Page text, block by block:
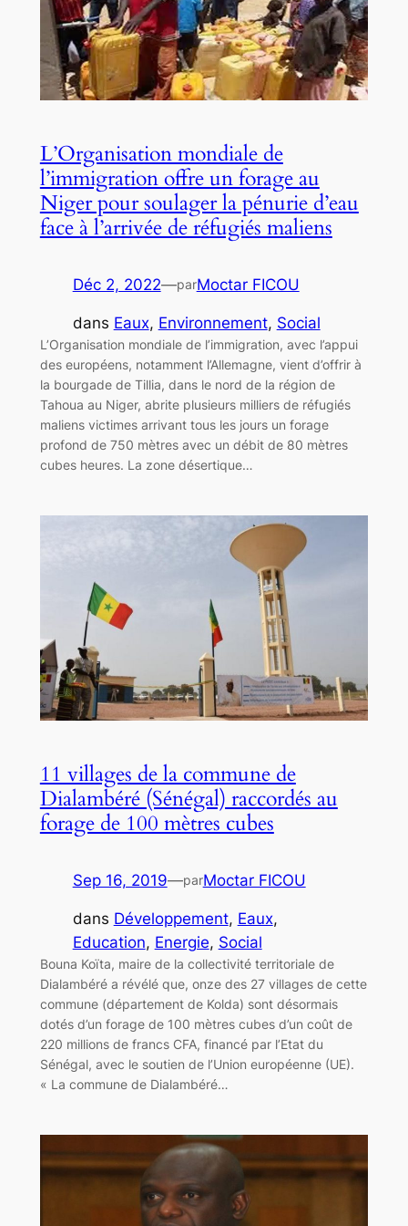
L’Organisation mondiale de
l’immigration offre un forage au
Niger pour soulager la pénurie d’eau
face à l’arrivée de réfugiés maliens
Déc 2, 2022—parMoctar FICOU
dans Eaux, Environnement, Social
L’Organisation mondiale de l’immigration, avec l’appui
des européens, notamment l’Allemagne, vient d’offrir à
la bourgade de Tillia, dans le nord de la région de
Tahoua au Niger, abrite plusieurs milliers de réfugiés
maliens victimes arrivant tous les jours un forage
profond de 750 mètres avec un débit de 80 mètres
cubes heures. La zone désertique…
11 villages de la commune de
Dialambéré (Sénégal) raccordés au
forage de 100 mètres cubes
Sep 16, 2019—parMoctar FICOU
dans Développement, Eaux
Education, Energie, Social
Bouna Koïta, maire de la collectivité territoriale de
Dialambéré a révélé que, onze des 27 villages de cette
commune (département de Kolda) sont désormais
dotés d’un forage de 100 mètres cubes d’un coût de
220 millions de francs CFA, financé par l’Etat du
Sénégal, avec le soutien de l’Union européenne (UE).
« La commune de Dialambéré…